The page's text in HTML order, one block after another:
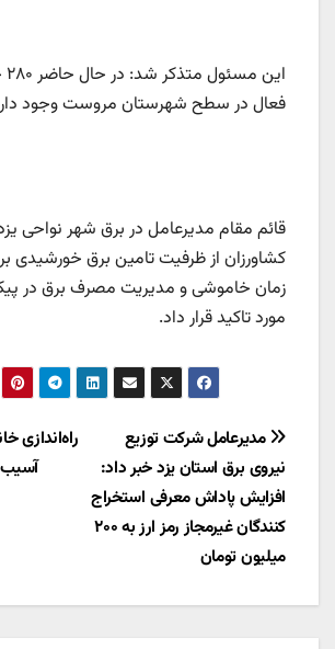
فعال در سطح شهرستان مروست وجود
قائم مقام مدیرعامل در برق شهر نواحی
کشاورزان از ظرفیت تامین برق
زمان خاموشی و مدیریت مصرف برق در پیک
مورد تاکید قرار داد.
راهبری
نوشته
راه‌اندازی
مدیرعامل شرکت توزیع
نیروی برق استان یزد خبر داد:
افزایش پاداش معرفی استخراج
کنندگان غیرمجاز رمز ارز به ۲۰۰
میلیون تومان